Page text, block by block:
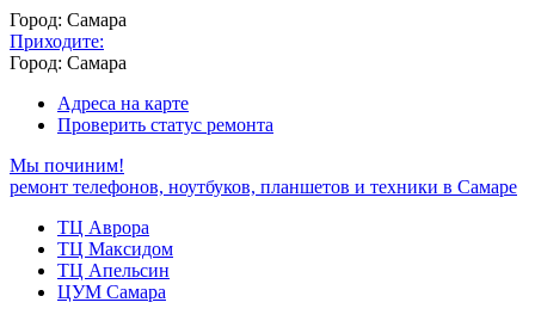
Город: Самара
Приходите:
Город: Самара
Адреса на карте
Проверить статус ремонта
Мы починим!
ремонт телефонов, ноутбуков, планшетов и техники в Самаре
ТЦ Аврора
ТЦ Максидом
ТЦ Апельсин
ЦУМ Самара